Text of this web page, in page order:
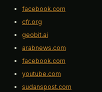
facebook.com
cfr.org
geobit.ai
arabnews.com
facebook.com
youtube.com
sudanspost.com